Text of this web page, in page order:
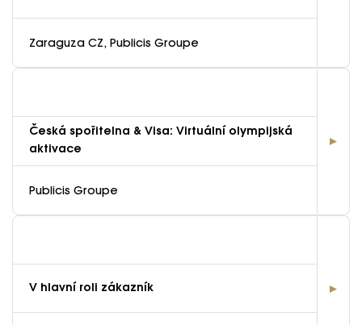
Zaraguza CZ, Publicis Groupe
Česká spořitelna & Visa: Virtuální olympijská
aktivace
Publicis Groupe
V hlavní roli zákazník